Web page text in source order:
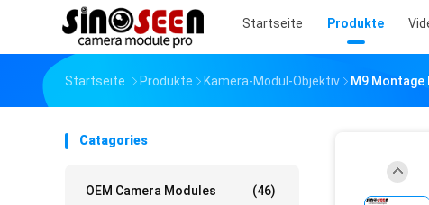
Startseite Produkte
Startseite Produkte Kamera-Modul-Objektiv M9 Montage
Catagories
OEM Camera Modules (46)